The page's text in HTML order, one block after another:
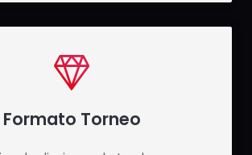
Formato Torneo